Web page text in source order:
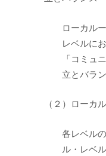
ローカル
レベルにお
「コミ
立とバラ
（２）ローカ
各レベル
ル・レベ